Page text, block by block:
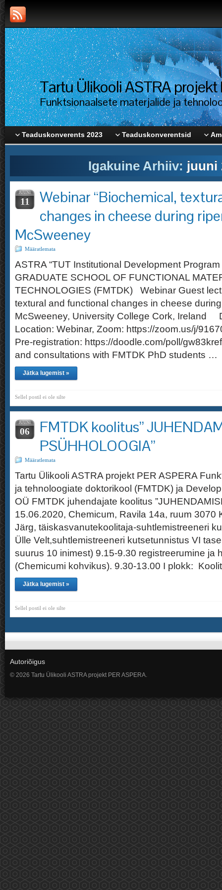
Tartu Ülikooli ASTRA projekt
Funktsionaalsete materjalide ja
Teaduskonverents 2023 Teaduskonverentsid
Igakuine Arhiiv: juuni
JUUNI
11
Webinar “Biochemical,
changes in cheese during
McSweeney
Määratlemata
ASTRA “TUT Institutional Development
GRADUATE SCHOOL OF FUNCTIONAL
TECHNOLOGIES (FMTDK) Webinar Guest
textural and functional changes in cheese
McSweeney, University College Cork, Ireland
Location: Webinar, Zoom: https://zoom.us/j/
Pre-registration: https://doodle.com/poll/
and consultations with FMTDK PhD students …
Jätka lugemist »
Sellel postil ei ole silte
JUUNI
06
FMTDK koolitus”
PSÜHHOLOOGIA”
Määratlemata
Tartu Ülikooli ASTRA projekt PER ASPERA
ja tehnoloogiate doktorikool (FMTDK) ja
OÜ FMTDK juhendajate koolitus
15.06.2020, Chemicum, Ravila 14a, ruum 3070
Järg, täiskasvanutekoolitaja-suhtlemistreeneri
Ülle Velt,suhtlemistreeneri kutsetunnistus VI
suurus 10 inimest) 9.15-9.30 registreerumine ja
(Chemicumi kohvikus). 9.30-13.00 I plokk:
Jätka lugemist »
Sellel postil ei ole silte
Autoriõigus
© 2026 Tartu Ülikooli ASTRA projekt PER ASPERA.